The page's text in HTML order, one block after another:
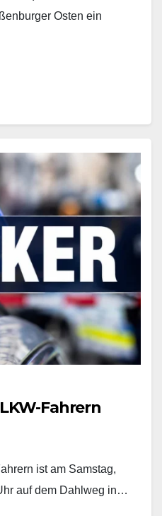
Osten ein
Fahrern
ist am Samstag,
auf dem Dahlweg in…